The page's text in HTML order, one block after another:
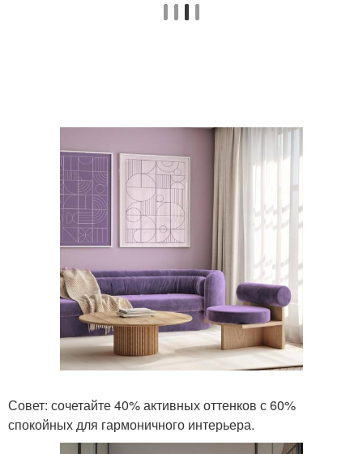
Совет: сочетайте 40% активных оттенков с 60%
спокойных для гармоничного интерьера.